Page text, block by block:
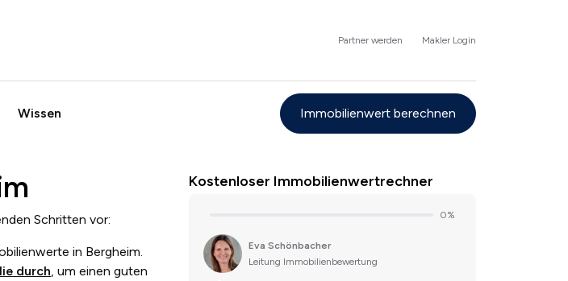
Partner werden Makler Login
Wissen Immobilienwert berechnen
Schritten vor:
in Bergheim
durch , um einen guten
Kostenloser Immobilienwertrechner